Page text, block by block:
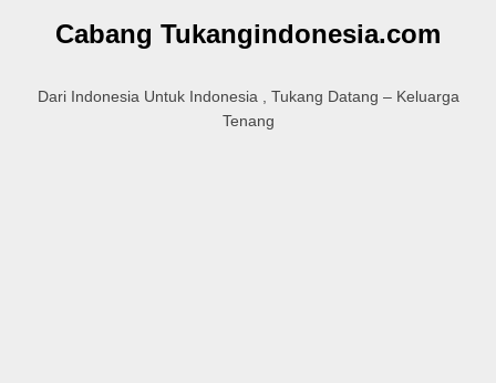
Cabang Tukangindonesia.com
Dari Indonesia Untuk Indonesia , Tukang Datang – Keluarga
Tenang